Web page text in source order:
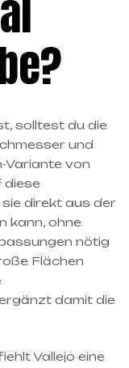
solltest du die
und
Variante von
diese
direkt aus der
kann, ohne
nötig
Flächen
damit die
Vallejo eine